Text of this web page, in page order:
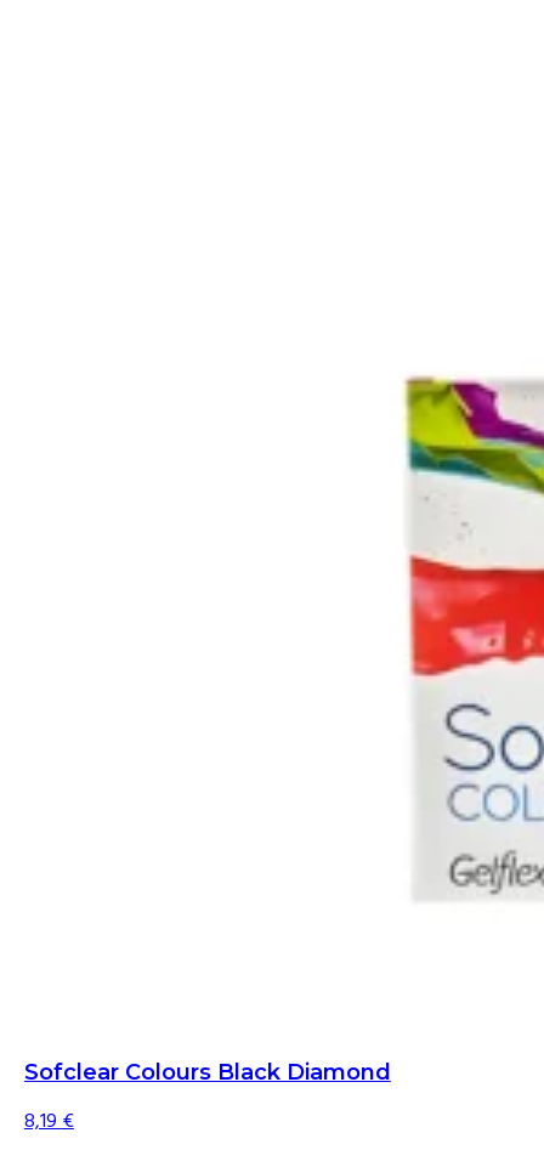
Sofclear Colours Black Diamond
8,19€